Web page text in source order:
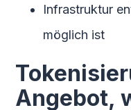
Infrastruktur
möglich ist
Angebot,